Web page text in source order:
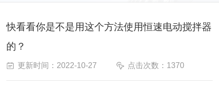
快看看你是不是用这个方法使用恒速电动搅拌器
的？
更新时间：2022-10-27 点击次数：1370